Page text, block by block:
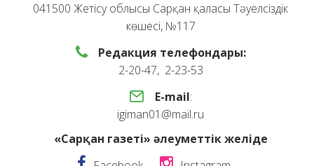
041500 Жетісу облысы Сарқан қаласы Тәуелсіздік
көшесі, №117
Редакция телефондары:
2-20-47, 2-23-53
E-mail:
igiman01@mail.ru
«Сарқан газеті» әлеуметтік желіде